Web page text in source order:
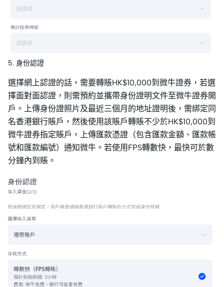
5. 身份認證
選擇網上認證的話，需要轉賬HK$10,000到微牛證券，若選
擇面對面認證，則需預約並攜帶身份證明文件至微牛證券開
戶。上傳身份證照片及最近三個月的地址證明後，需綁定同
名香港銀行賬戶，然後使用該賬戶轉賬不少於HK$10,000到
微牛證券指定賬戶，上傳匯款憑證（包含匯款金額、匯款帳
號和匯款編號）通知微牛。若使用FPS轉數快，最快可於數
分鐘內到賬。